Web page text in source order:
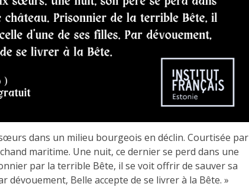
dans un milieu bourgeois en déclin. Courtisée par
maritime. Une nuit, ce dernier se perd dans une
par la terrible Bête, il se voit offrir de sauver sa
dévouement, Belle accepte de se livrer à la Bête. »